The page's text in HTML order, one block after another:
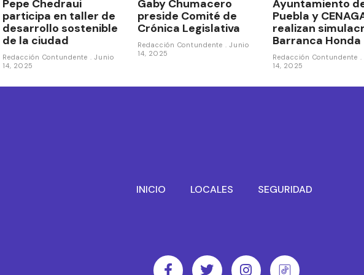
Pepe Chedraui
participa en taller de
desarrollo sostenible
de la ciudad
Redacción Contundente
Junio
14, 2025
Gaby Chumacero
preside Comité de
Crónica Legislativa
Redacción Contundente
Junio
14, 2025
Ayuntamiento
Puebla y
realizan
Barranca Honda
Redacción Contundente
14, 2025
INICIO LOCALES SEGURIDAD